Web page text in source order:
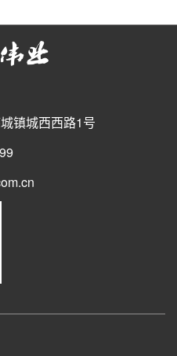
镇城西西路1号